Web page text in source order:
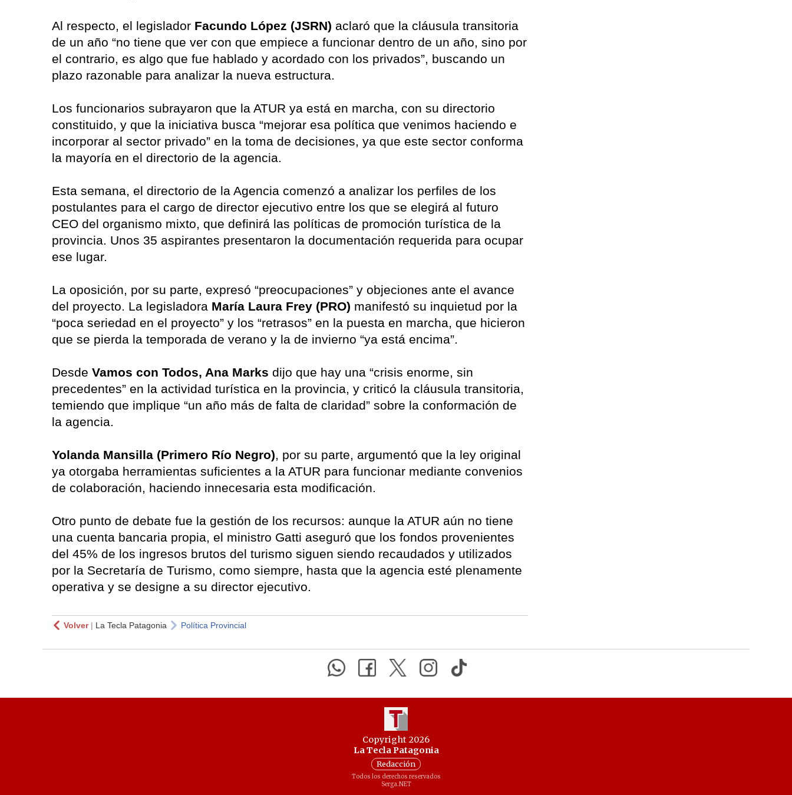
Al respecto, el legislador Facundo López (JSRN) aclaró que la cláusula transitoria
de un año “no tiene que ver con que empiece a funcionar dentro de un año, sino por
el contrario, es algo que fue hablado y acordado con los privados”, buscando un
plazo razonable para analizar la nueva estructura.
Los funcionarios subrayaron que la ATUR ya está en marcha, con su directorio
constituido, y que la iniciativa busca “mejorar esa política que venimos haciendo e
incorporar al sector privado” en la toma de decisiones, ya que este sector conforma
la mayoría en el directorio de la agencia.
Esta semana, el directorio de la Agencia comenzó a analizar los perfiles de los
postulantes para el cargo de director ejecutivo entre los que se elegirá al futuro
CEO del organismo mixto, que definirá las políticas de promoción turística de la
provincia. Unos 35 aspirantes presentaron la documentación requerida para ocupar
ese lugar.
La oposición, por su parte, expresó “preocupaciones” y objeciones ante el avance
del proyecto. La legisladora María Laura Frey (PRO) manifestó su inquietud por la
“poca seriedad en el proyecto” y los “retrasos” en la puesta en marcha, que hicieron
que se pierda la temporada de verano y la de invierno “ya está encima”.
Desde Vamos con Todos, Ana Marks dijo que hay una “crisis enorme, sin
precedentes” en la actividad turística en la provincia, y criticó la cláusula transitoria,
temiendo que implique “un año más de falta de claridad” sobre la conformación de
la agencia.
Yolanda Mansilla (Primero Río Negro), por su parte, argumentó que la ley original
ya otorgaba herramientas suficientes a la ATUR para funcionar mediante convenios
de colaboración, haciendo innecesaria esta modificación.
Otro punto de debate fue la gestión de los recursos: aunque la ATUR aún no tiene
una cuenta bancaria propia, el ministro Gatti aseguró que los fondos provenientes
del 45% de los ingresos brutos del turismo siguen siendo recaudados y utilizados
por la Secretaría de Turismo, como siempre, hasta que la agencia esté plenamente
operativa y se designe a su director ejecutivo.
Volver| La Tecla Patagonia Política Provincial
Copyright 2026
La Tecla Patagonia
Redacción
Todos los derechos reservados
Serga.NET